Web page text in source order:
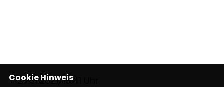
27.01.2021, 10:41 Uhr
Cookie Hinweis